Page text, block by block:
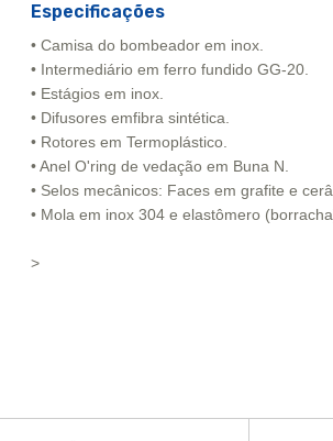
Especificações
• Camisa do bombeador em inox.
• Intermediário em ferro fundido GG-20.
• Estágios em inox.
• Difusores emfibra sintética.
• Rotores em Termoplástico.
• Anel O'ring de vedação em Buna N.
• Selos mecânicos: Faces em grafite e
• Mola em inox 304 e elastômero
>